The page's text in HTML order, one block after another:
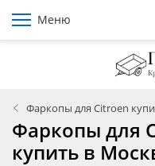
Меню
Фаркопы для Citroen
Фаркопы для
купить в